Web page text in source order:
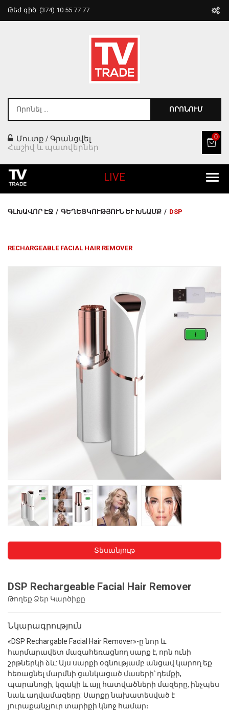
Թեժ գիծ: (374) 10 55 77 77
ՈՐՈՆՈՒՄ
Մուտք /Գրանցվել
Հաշիվ և պատվերներ
0
Խոհանոցային
Ֆիտնես
Երեխաների Համար
LIVE
ԳԼԽԱՎՈՐ ԷՋ / ԳԵՂԵՑԿՈՒԹՅՈՒՆ ԵՒ ԽՆԱՄՔ / DSP
RECHARGEABLE FACIAL HAIR REMOVER
Տեսանյութ
DSP Rechargeable Facial Hair Remover
Թողեք Ձեր Կարծիքը
Նկարագրություն
«DSP Rechargable Facial Hair Remover»-ը նոր և
հարմարավետ մազահեռացնող սարք է, որն ունի
շրթներկի ձև: Այս սարքի օգնությամբ անցավ կարող եք
հեռացնել մարմնի ցանկացած մասերի՝ դեմքի,
պարանոցի, կզակի և այլ հատվածների մազերը, ինչպես
նաև աղվամազերը: Սարքը նախատեսված է
յուրաքանչյուր տարիքի կնոջ համար։